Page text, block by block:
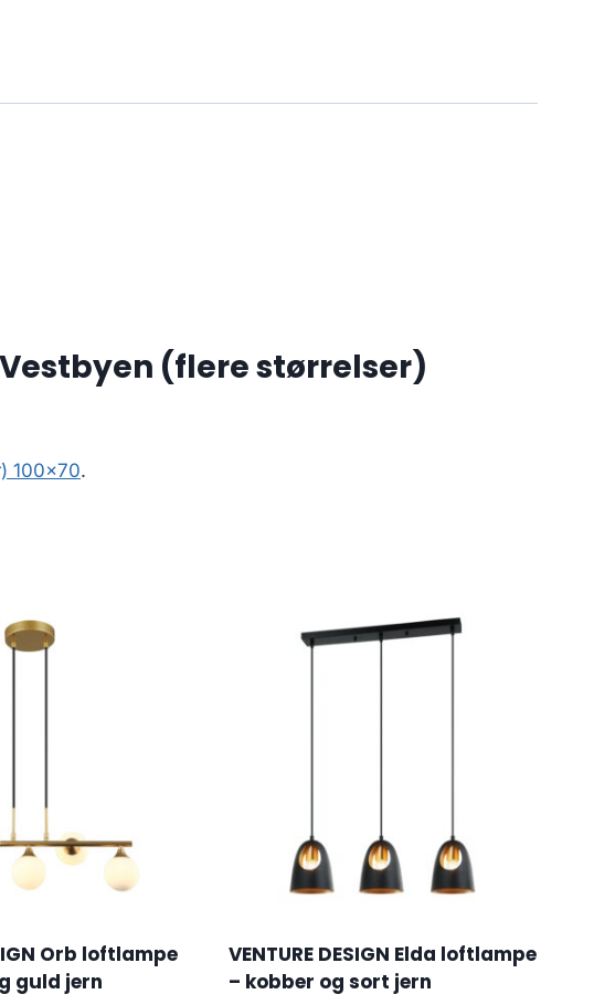
(flere størrelser)
100×70.
Orb loftlampe
guld jern
VENTURE DESIGN Elda loftlampe
– kobber og sort jern